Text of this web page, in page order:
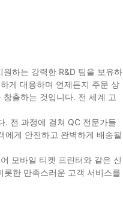
하는 강력한 R&D 팀을 보유하
게 대응하며 언제든지 주문 상
출하는 것입니다. 전 세계 고
. 전 과정에 걸쳐 QC 전문가들
에게 안전하고 완벽하게 배송될
모바일 티켓 프린터와 같은 신
한 만족스러운 고객 서비스를